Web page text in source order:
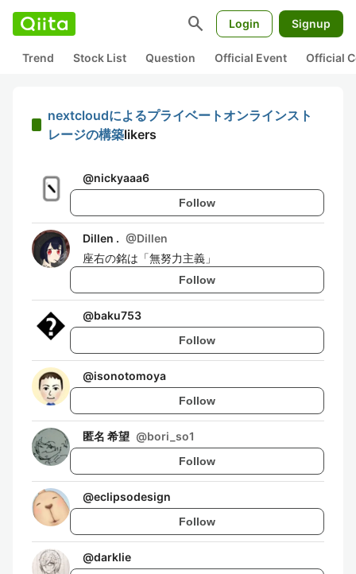
search Login Signup
Trend Stock List Question Official Event Official
nextcloudによるプライベートオンラインスト
レージの構築likers
@nickyaaa6
Follow
Dillen . @Dillen
座右の銘は「無努力主義」
Follow
@baku753
Follow
@isonotomoya
Follow
匿名 希望 @bori_so1
Follow
@eclipsodesign
Follow
@darklie